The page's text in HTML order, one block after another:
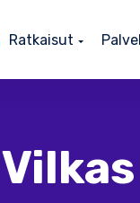
Ratkaisut